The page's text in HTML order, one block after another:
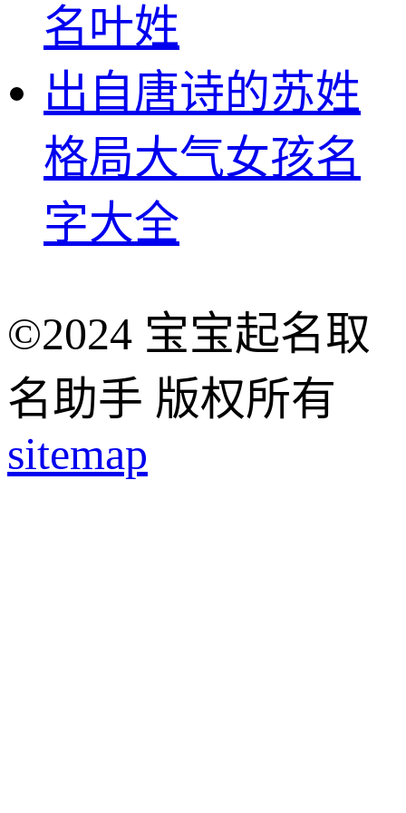
名叶姓
出自唐诗的苏姓
格局大气女孩名
字大全
©2024 宝宝起名取
名助手 版权所有
sitemap